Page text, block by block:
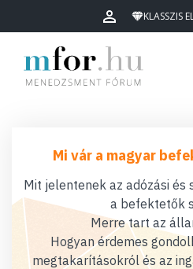
KLASSZIS
Mi vár a magyar
Mit jelentenek az adózási és
a befektetők
Merre tart az
Hogyan érdemes
megtakarításokról és az